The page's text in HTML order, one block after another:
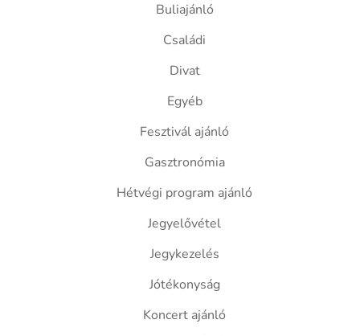
Buliajánló
Családi
Divat
Egyéb
Fesztivál ajánló
Gasztronómia
Hétvégi program ajánló
Jegyelővétel
Jegykezelés
Jótékonyság
Koncert ajánló